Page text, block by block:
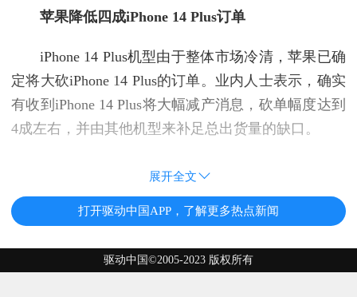
苹果降低四成iPhone 14 Plus订单
iPhone 14 Plus机型由于整体市场冷清，苹果已确
定将大砍iPhone 14 Plus的订单。业内人士表示，确实
有收到iPhone 14 Plus将大幅减产消息，砍单幅度达到
4成左右，并由其他机型来补足总出货量的缺口。
展开全文
打开驱动中国APP，了解更多热点新闻
驱动中国©2005-2023 版权所有